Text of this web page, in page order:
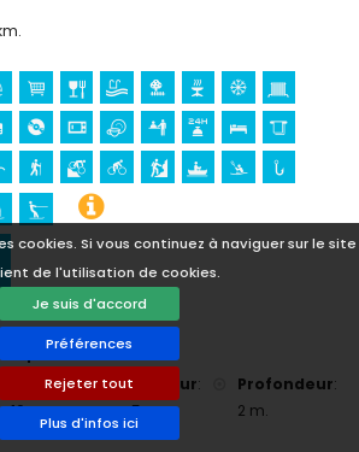
cookies. Si vous continuez à naviguer sur le site
de l'utilisation de cookies.
Je suis d'accord
Préférences
Rejeter tout
Plus d'infos ici
piscine
Longueur:
10 m.
Largeur:
5 m.
Profondeur:
2 m.